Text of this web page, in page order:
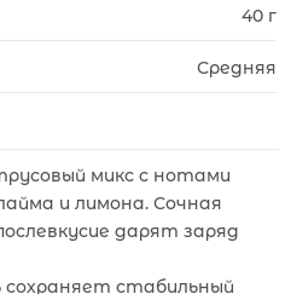
40 г
Средняя
микс с нотами
и лимона. Сочная
дарят заряд
стабильный